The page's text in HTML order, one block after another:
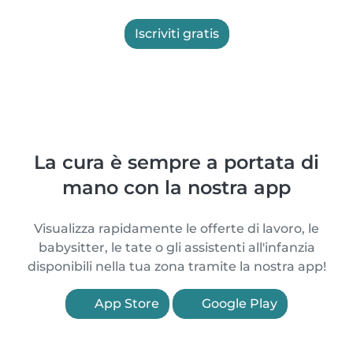
Iscriviti gratis
La cura è sempre a portata di
mano con la nostra app
Visualizza rapidamente le offerte di lavoro, le
babysitter, le tate o gli assistenti all'infanzia
disponibili nella tua zona tramite la nostra app!
App Store Google Play